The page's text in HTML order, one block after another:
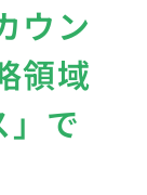
ウン
領域
で